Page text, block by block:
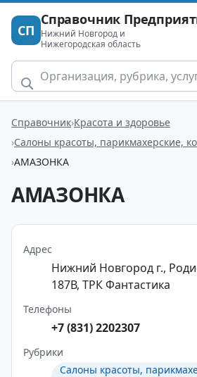
СП
Справочник
Нижний Новгород и
Нижегородская область
Справочник Красота и здоровье
Салоны красоты, парикмахерские,
АМАЗОНКА
АМАЗОНКА
Адрес
Нижний Новгород г.,
187В, ТРК Фантастика
Телефоны
+7 (831) 2202307
Рубрики
Салоны красоты,